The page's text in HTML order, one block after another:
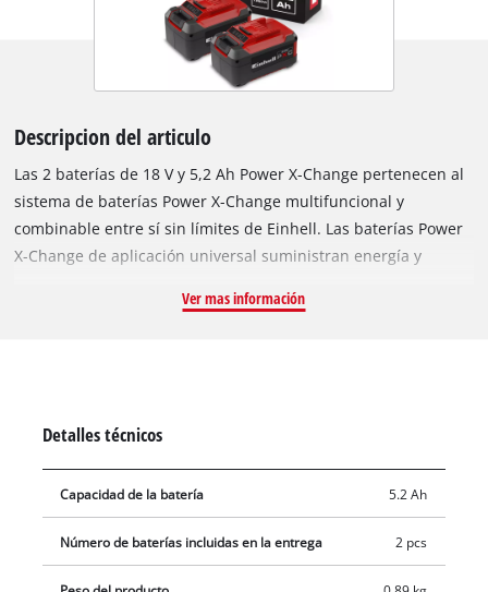
Descripcion del articulo
Las 2 baterías de 18 V y 5,2 Ah Power X-Change pertenecen al
sistema de baterías Power X-Change multifuncional y
combinable entre sí sin límites de Einhell. Las baterías Power
X-Change de aplicación universal suministran energía y
de productos en la zona del jardín y taller. Las ventajas para
flexibilidad en el hogar y en el jardín. Además, no hay
desorden ni caos debido a las más diferentes baterías y
cargadores para cada equipo. La PXC PLUS de 18 voltios y 5,2
también adecuada para el uso con TWIN-PACK en aplicaciones
de 36V. Con dos baterías 5,2 Ah como TWIN-PACK se puede
Ver mas información
Detalles técnicos
Capacidad de la batería 5.2 Ah
Número de baterías incluidas en la entrega 2 pcs